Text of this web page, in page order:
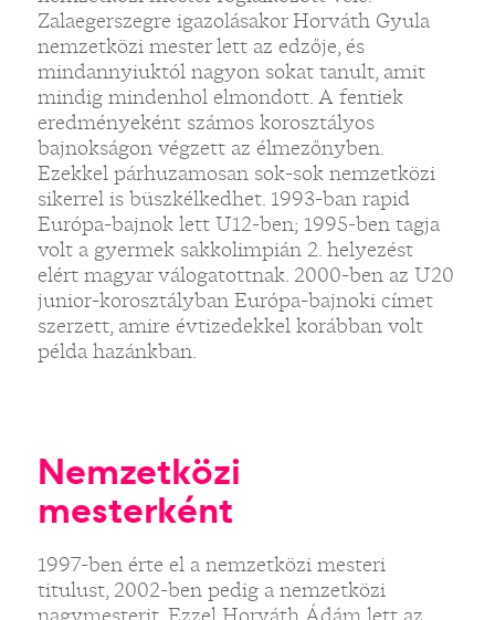
Zalaegerszegre igazolásakor Horváth Gyula
nemzetközi mester lett az edzője, és
mindannyiuktól nagyon sokat tanult, amit
mindig mindenhol elmondott. A fentiek
eredményeként számos korosztályos
bajnokságon végzett az élmezőnyben.
Ezekkel párhuzamosan sok-sok nemzetközi
sikerrel is büszkélkedhet. 1993-ban rapid
Európa-bajnok lett U12-ben; 1995-ben tagja
volt a gyermek sakkolimpián 2. helyezést
elért magyar válogatottnak. 2000-ben az U20
junior-korosztályban Európa-bajnoki címet
szerzett, amire évtizedekkel korábban volt
példa hazánkban.
Nemzetközi
mesterként
1997-ben érte el a nemzetközi mesteri
titulust, 2002-ben pedig a nemzetközi